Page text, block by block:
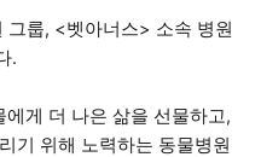
그룹, <벳아너스> 소속 병원
.
게 더 나은 삶을 선물하고,
기 위해 노력하는 동물병원